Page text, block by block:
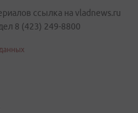
ссылка на vladnews.ru
8 (423) 249-8800